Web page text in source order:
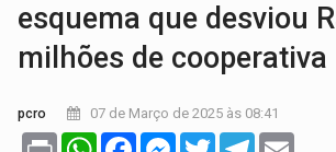
esquema que desviou
milhões de cooperativa
pcro 07 de Março de 2025 às 08:41
Print WhatsAppFacebookMessenger
TwitterTelegram